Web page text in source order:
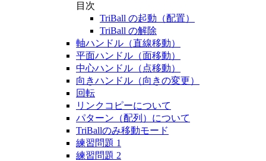
目次
TriBall の起動（配置）
TriBall の解除
軸ハンドル（直線移動）
平面ハンドル（面移動）
中心ハンドル（点移動）
向きハンドル（向きの変更）
回転
リンクコピーについて
パターン（配列）について
TriBallのみ移動モード
練習問題 1
練習問題 2